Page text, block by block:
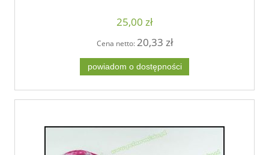
25,00 zł
Cena netto:20,33 zł
powiadom o dostępności